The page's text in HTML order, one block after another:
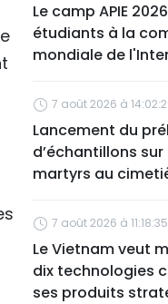
Le camp APIE
étudiants à la
mondiale de
7 août 2026 à
Lancement du
d’échantillons
martyrs au
7 août 2026 à 11:18:35
Le Vietnam veut
dix technologies
ses produits